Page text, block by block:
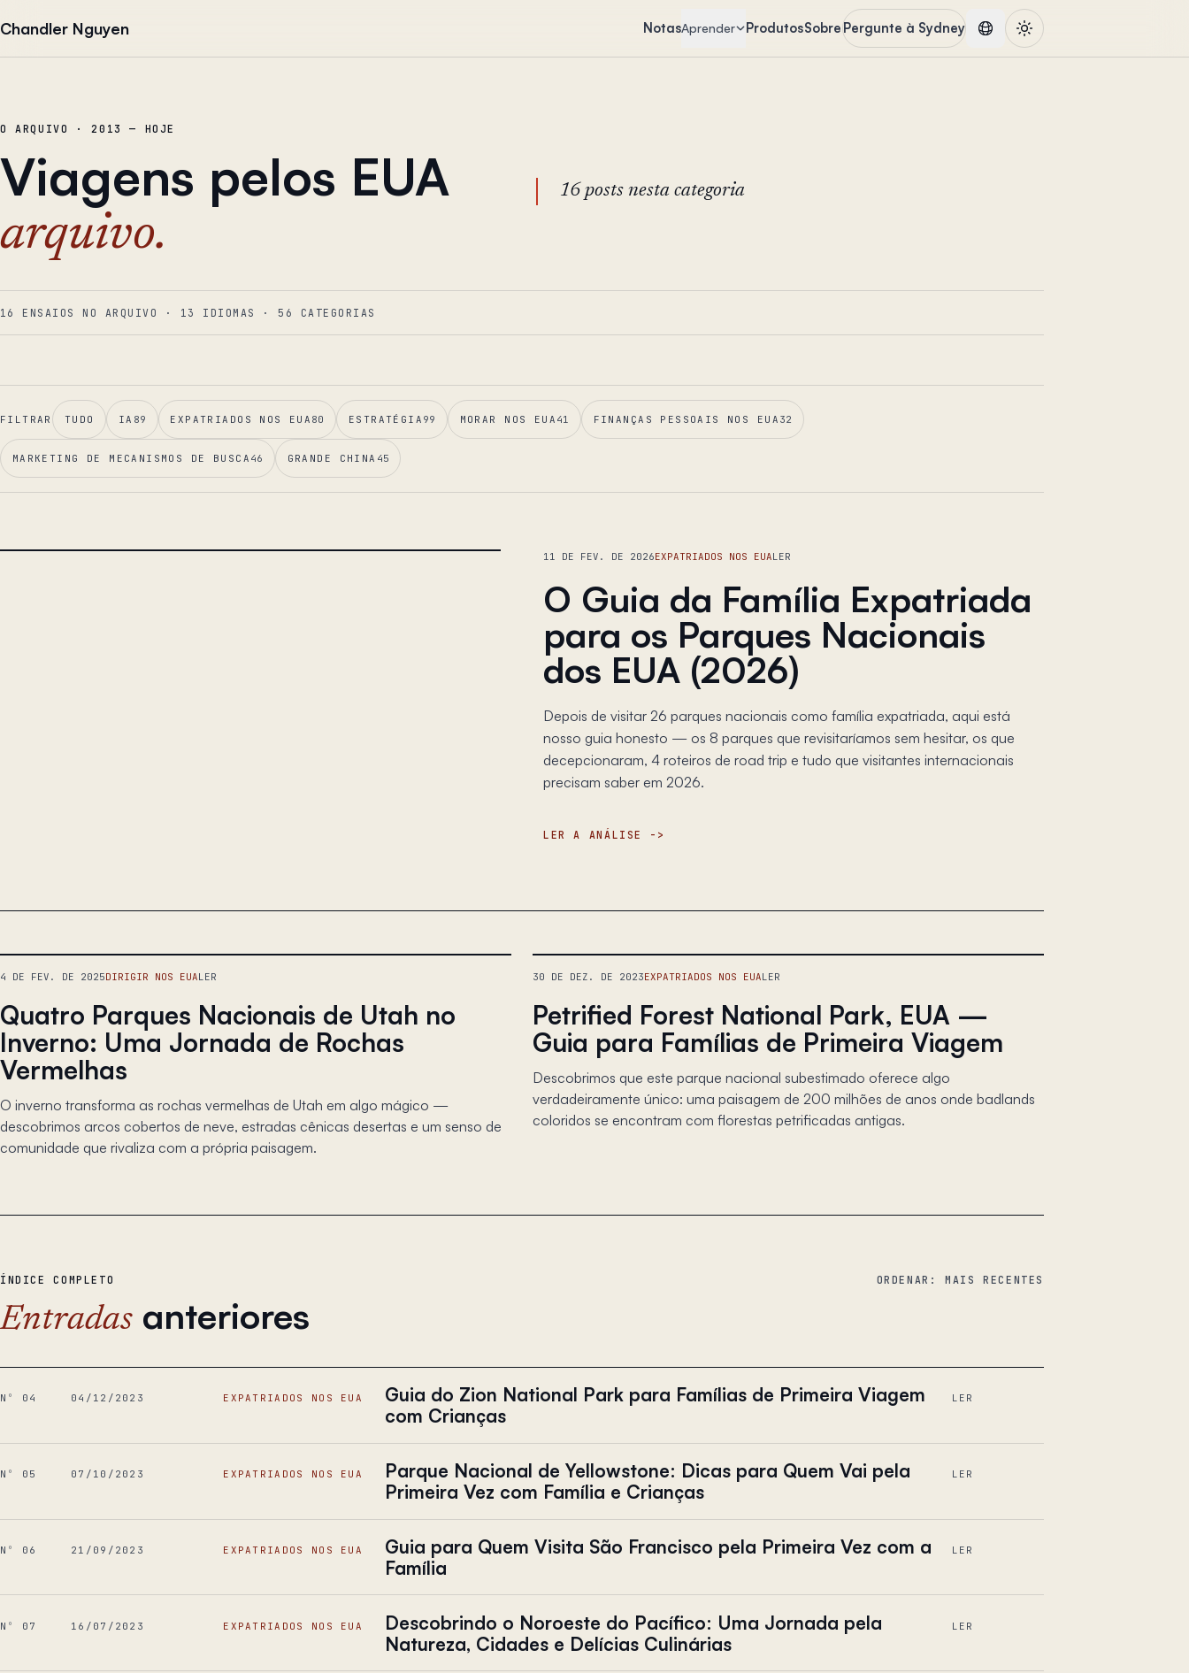
Chandler Nguyen NotasAprender ProdutosSobrePergunte à Sydney
O ARQUIVO · 2013 — HOJE
Viagens pelos EUA
arquivo.
16 posts nesta categoria
16 ENSAIOS NO ARQUIVO · 13 IDIOMAS · 56 CATEGORIAS
FILTRAR TUDO IA 89 EXPATRIADOS NOS EUA 80 ESTRATÉGIA 99 MORAR NOS EUA 41 FINANÇAS PESSOAIS NOS EUA 32
MARKETING DE MECANISMOS DE BUSCA 46 GRANDE CHINA 45
11 DE FEV. DE 2026EXPATRIADOS NOS EUALER
O Guia da Família Expatriada
para os Parques Nacionais
dos EUA (2026)
Depois de visitar 26 parques nacionais como família expatriada, aqui está
nosso guia honesto — os 8 parques que revisitaríamos sem hesitar, os que
decepcionaram, 4 roteiros de road trip e tudo que visitantes internacionais
precisam saber em 2026.
LER A ANÁLISE
4 DE FEV. DE 2025DIRIGIR NOS EUALER
Quatro Parques Nacionais de Utah no
Inverno: Uma Jornada de Rochas
Vermelhas
O inverno transforma as rochas vermelhas de Utah em algo mágico —
descobrimos arcos cobertos de neve, estradas cênicas desertas e um senso de
comunidade que rivaliza com a própria paisagem.
30 DE DEZ. DE 2023EXPATRIADOS NOS EUALER
Petrified Forest National Park, EUA —
Guia para Famílias de Primeira Viagem
Descobrimos que este parque nacional subestimado oferece algo
verdadeiramente único: uma paisagem de 200 milhões de anos onde badlands
coloridos se encontram com florestas petrificadas antigas.
ÍNDICE COMPLETO
Entradas anteriores
ORDENAR: MAIS RECENTES
Nº 04 04/12/2023 EXPATRIADOS NOS EUA
Guia do Zion National Park para Famílias de Primeira Viagem
com Crianças
LER
Nº 05 07/10/2023 EXPATRIADOS NOS EUA
Parque Nacional de Yellowstone: Dicas para Quem Vai pela
Primeira Vez com Família e Crianças
LER
Nº 06 21/09/2023 EXPATRIADOS NOS EUA
Guia para Quem Visita São Francisco pela Primeira Vez com a
Família
LER
Nº 07 16/07/2023 EXPATRIADOS NOS EUA
Descobrindo o Noroeste do Pacífico: Uma Jornada pela
Natureza, Cidades e Delícias Culinárias
LER